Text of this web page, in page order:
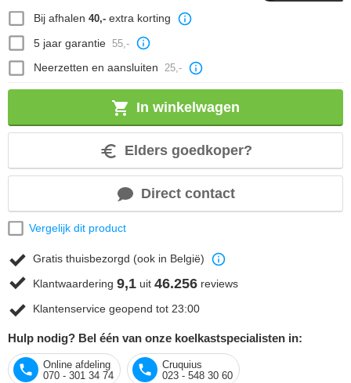
Bij afhalen 40,-extra korting
5 jaar garantie 55,-
Neerzetten en aansluiten 25,-
In winkelwagen
Elders goedkoper?
Direct contact
Vergelijk dit product
Gratis thuisbezorgd (ook in België)
Klantwaardering 9,1 uit 46.256 reviews
Klantenservice geopend tot 23:00
Hulp nodig? Bel één van onze koelkastspecialisten in:
Online afdeling
070 - 301 34 74
Cruquius
023 - 548 30 60